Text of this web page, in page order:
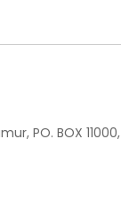
PO. BOX 11000,